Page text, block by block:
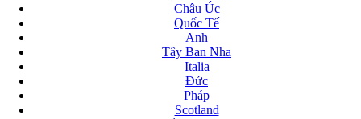
Châu Úc
Quốc Tế
Anh
Tây Ban Nha
Italia
Đức
Pháp
Scotland